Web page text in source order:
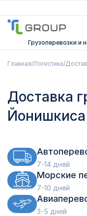
Грузоперевозки
Главная/Логистика/
Доставка
7-14 дней
Морские
7-10 дней
3-5 дней